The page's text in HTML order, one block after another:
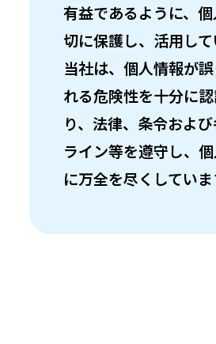
有益であるように、
切に保護し、活用して
当社は、個人情報が
れる危険性を十分に
り、法律、条令およ
ライン等を遵守し、
に万全を尽くしていま